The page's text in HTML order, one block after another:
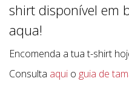
shirt disponível em
aqua!
Encomenda a tua t-shirt
Consulta aqui o guia de